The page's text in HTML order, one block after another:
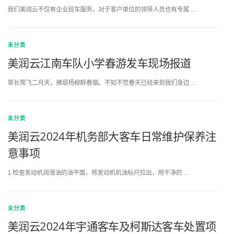
我们美润云不仅有企业班车服务，对于客户单位的领导人员也有专属 …
未分类
美润云江南车队小学春游发车现场报道
草长莺飞二月天，拂堤杨柳醉春烟。不知不觉春天已经来到我们身边 …
未分类
美润云2024年机务部大客车日常维护保养注
意事项
1.检查发动机润滑油的油平面，将发动机机油标尺拉出，用干净的 …
未分类
美润云2024年宇通客车及柯斯达客车处置项